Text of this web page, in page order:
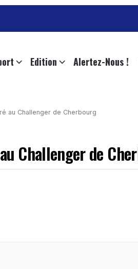
Edition Alertez-Nous !
au Challenger de Cherbourg
Challenger de